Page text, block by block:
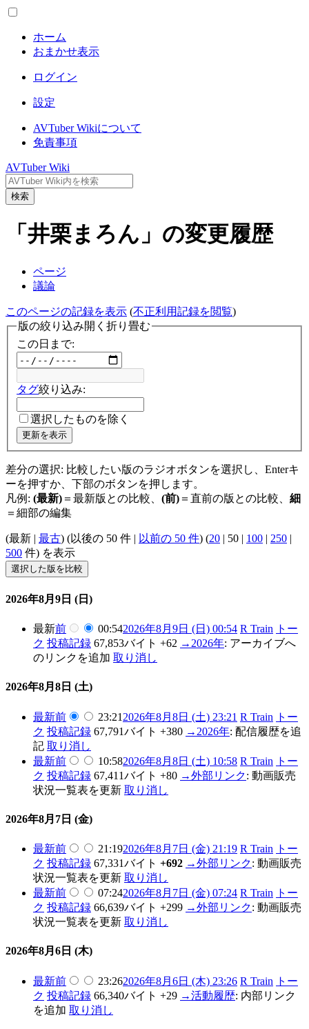
ホーム
おまかせ表示
ログイン
設定
AVTuber Wikiについて
免責事項
AVTuber Wiki
検索
「井栗まろん」の変更履歴
ページ
議論
このページの記録を表示 (不正利用記録を閲覧)
版の絞り込み開く 折り畳む
この日まで:
タグ絞り込み:
選択したものを除く
更新を表示
差分の選択: 比較したい版のラジオボタンを選択し、Enterキ
ーを押すか、下部のボタンを押します。
凡例: (最新) ＝最新版との比較、 (前) ＝直前の版との比較、 細
＝細部の編集
(最新 最古) (以後の 50 件 以前の 50 件) (20 50 100 250
500 件) を表示
2026年8月9日 (日)
最新前 00:542026年8月9日 (日) 00:54 R Train
トー
ク 投稿記録 67,853バイト +62 → 2026年: アーカイブへ
のリンクを追加 取り消し
2026年8月8日 (土)
最新前 23:21 2026年8月8日 (土) 23:21 R Train
トー
ク 投稿記録 67,791バイト +380 → 2026年: 配信履歴を追
記 取り消し
最新前 10:582026年8月8日 (土) 10:58 R Train
トー
ク 投稿記録 67,411バイト +80 →外部リンク: 動画販売
状況一覧表を更新 取り消し
2026年8月7日 (金)
最新前 21:192026年8月7日 (金) 21:19 R Train
トー
ク 投稿記録 67,331バイト +692 →外部リンク: 動画販売
状況一覧表を更新 取り消し
最新前 07:242026年8月7日 (金) 07:24 R Train
トー
ク 投稿記録 66,639バイト +299 →外部リンク: 動画販売
状況一覧表を更新 取り消し
2026年8月6日 (木)
最新前 23:262026年8月6日 (木) 23:26 R Train
トー
ク 投稿記録 66,340バイト +29 →活動履歴: 内部リンク
を追加 取り消し